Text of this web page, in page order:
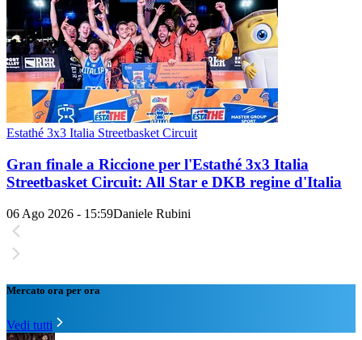
Estathé 3x3 Italia Streetbasket Circuit
Gran finale a Riccione per l'Estathé 3x3 Italia
Streetbasket Circuit: All Star e DKB regine d'Italia
06 Ago 2026 - 15:59Daniele Rubini
Mercato ora per ora
Vedi tutti